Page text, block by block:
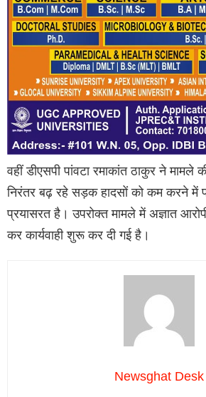
वहीं डीएसपी पांवटा रमाकांत ठाकुर ने मामले
निरंतर बढ़ रहे सड़क हादसों को कम करने में
प्रयासरत है। उपरोक्त मामले में अज्ञात
कर कार्यवाही शुरू कर दी गई है।
Newsghat Desk